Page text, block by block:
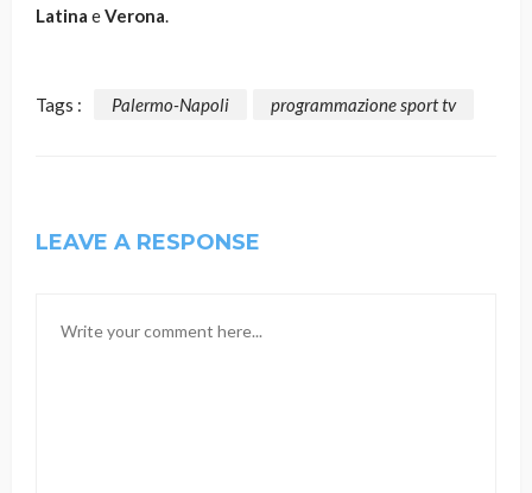
Latina eVerona.
Tags : Palermo-Napoli programmazione sport tv
LEAVE A RESPONSE